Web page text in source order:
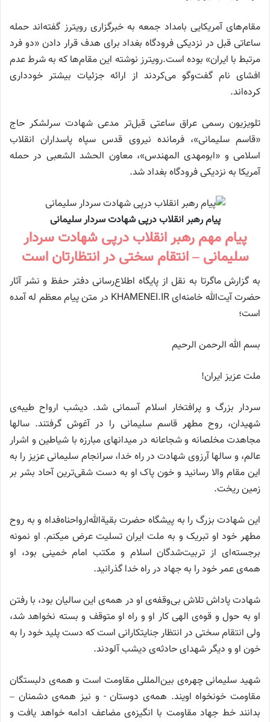
مقام‌های آمریکایی بامداد جمعه به خبرگزاری رویترز گفته‌اند حمله
ساعاتی قبل در نزدیکی فرودگاه بغداد برای هدف قرار دادن «دو فرد
مرتبط با ایران» بوده است.رویترز نوشته این مقام‌ها که به شرط عدم
افشای نام گفت‌وگو می‌کردند از ارائه جزئیات بیشتر خودداری
کرده‌اند.
تلویزیون رسمی عراق ساعتی قبل‌تر مدعی شهادت سرلشکر حاج
«قاسم سلیمانی»، فرمانده نیروی قدس سپاه پاسداران انقلاب
اسلامی و «ابومهدی المهندس»، معاون الحشد الشعبی در حمله
آمریکا به نزدیکی فرودگاه بغداد شد.
پیام رهبر انقلاب درپی شهادت سردار سلیمانی
پیام مهم رهبر انقلاب درپی شهادت سردار
سلیمانی – انتقام سختی در انتظارتان است
به گزارش ماگرتا به نقل از پایگاه اطلاع‌رسانی دفتر حفظ و نشر آثار
حضرت‌ آیت‌الله خامنه‌ای KHAMENEI.IR در متن پیام معظم له آمده
است؛
بسم الله الرحمن الرحیم
ملت عزیز ایران!
سردار بزرگ و پرافتخار اسلام آسمانی شد. دیشب ارواح طیبه‌ی
شهیدان، روح مطهر قاسم سلیمانی را در آغوش گرفتند. سالها
مجاهدت مخلصانه و شجاعانه در میدانهای مبارزه با شیاطین و اشرار
عالم، و سالها آرزوی شهادت در راه خدا، سرانجام سلیمانی عزیز را به
این مقام والا رسانید و خون پاک او به دست شقی‌ترین آحاد بشر بر
زمین ریخت.
این شهادت بزرگ را به پیشگاه حضرت بقیة‌الله‌ارواحناه‌فداه و به روح
مطهر خود او تبریک و به ملت ایران تسلیت عرض میکنم. او نمونه‌
برجسته‌ای از تربیت‌شدگان اسلام و مکتب امام خمینی بود، او
همه‌ی عمر خود را به جهاد در راه خدا گذرانید.
شهادت پاداش تلاش بی‌وقفه‌ی او در همه‌ی این سالیان بود، با رفتن
او به حول و قوه‌ی الهی کار او و راه او متوقف و بسته نخواهد شد،
ولی انتقام سختی در انتظار جنایتکارانی است که دست پلید خود را به
خون او و دیگر شهدای حادثه‌ی دیشب آلودند.
شهید سلیمانی چهره‌ی بین‌المللی مقاومت است و همه‌ی دلبستگان
مقاومت خونخواه اویند. همه‌ی دوستان -‌ و نیز همه‌ی دشمنان –
بدانند خط جهاد مقاومت با انگیزه‌ی مضاعف ادامه خواهد یافت و